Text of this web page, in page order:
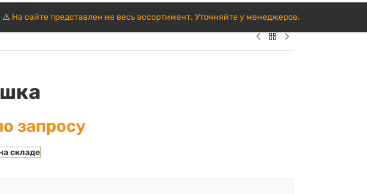
⚠️ На сайте представлен не весь ассортимент. Уточняйте у менеджеров.
запросу
складе